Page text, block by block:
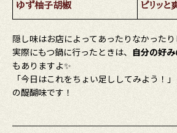
ゆず柚子胡椒 ピリッと
隠し味はお店によってあったりなかったり
実際にもつ鍋に行ったときは、 自分の好
もありますよ✨
「今日はこれをちょい足ししてみよう！
の醍醐味です！